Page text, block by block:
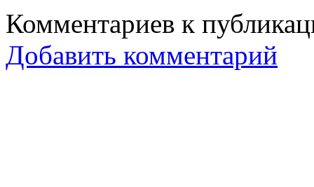
Комментариев к
Добавить комментарий